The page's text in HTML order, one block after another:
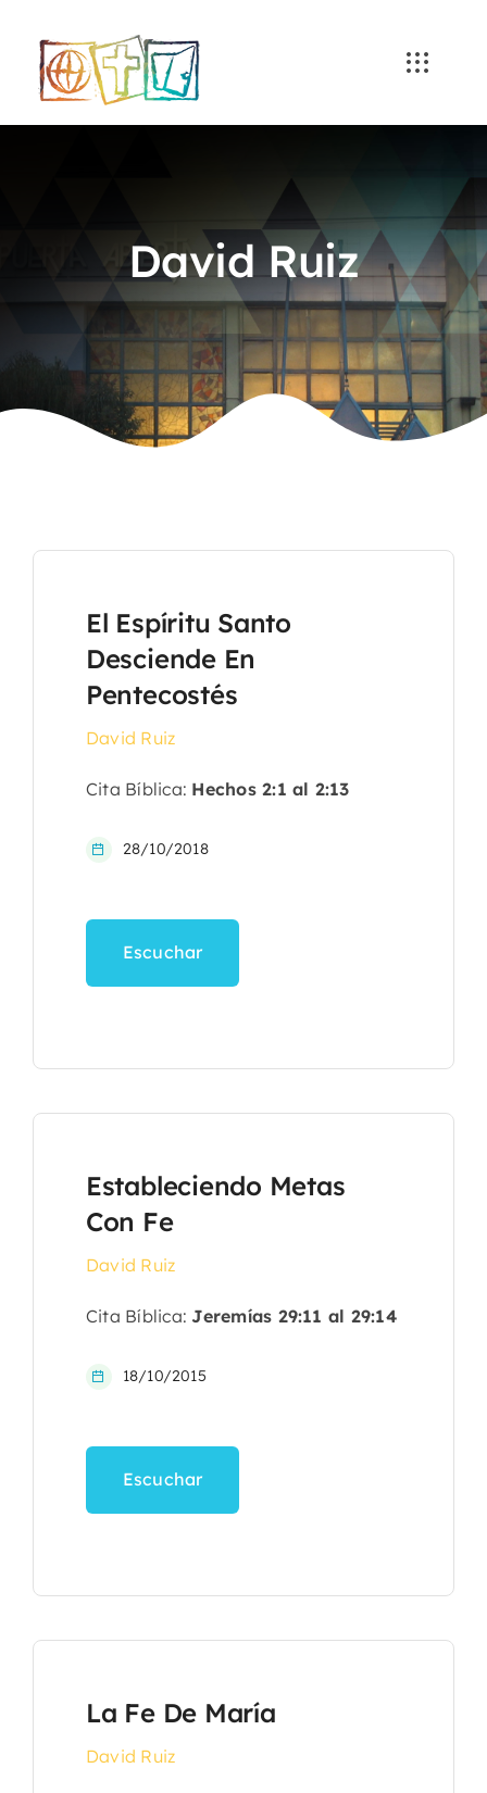
content
David Ruiz
El Espíritu Santo
Desciende En
Pentecostés
David Ruiz
Cita Bíblica: Hechos 2:1 al 2:13
28/10/2018
Escuchar
Estableciendo Metas
Con Fe
David Ruiz
Cita Bíblica: Jeremías 29:11 al 29:14
18/10/2015
Escuchar
La Fe De María
David Ruiz